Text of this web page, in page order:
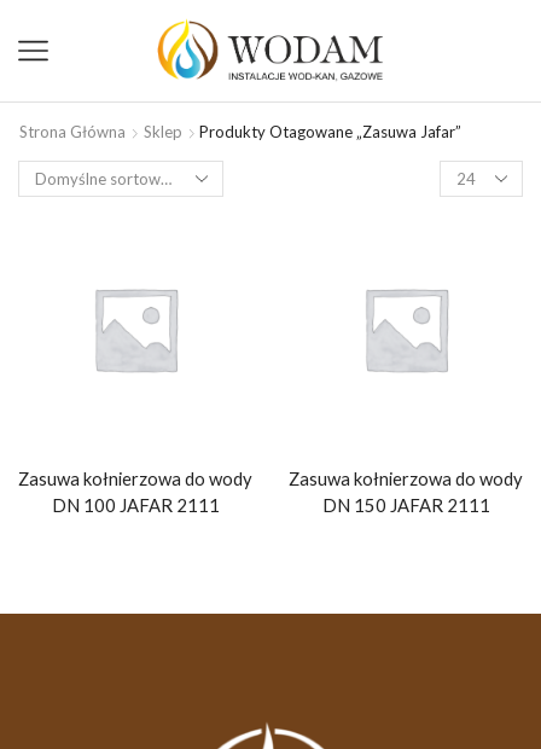
Strona Główna Sklep Produkty Otagowane „zasuwa Jafar”
Zasuwa kołnierzowa do wody
DN 100 JAFAR 2111
Zasuwa kołnierzowa do wody
DN 150 JAFAR 2111